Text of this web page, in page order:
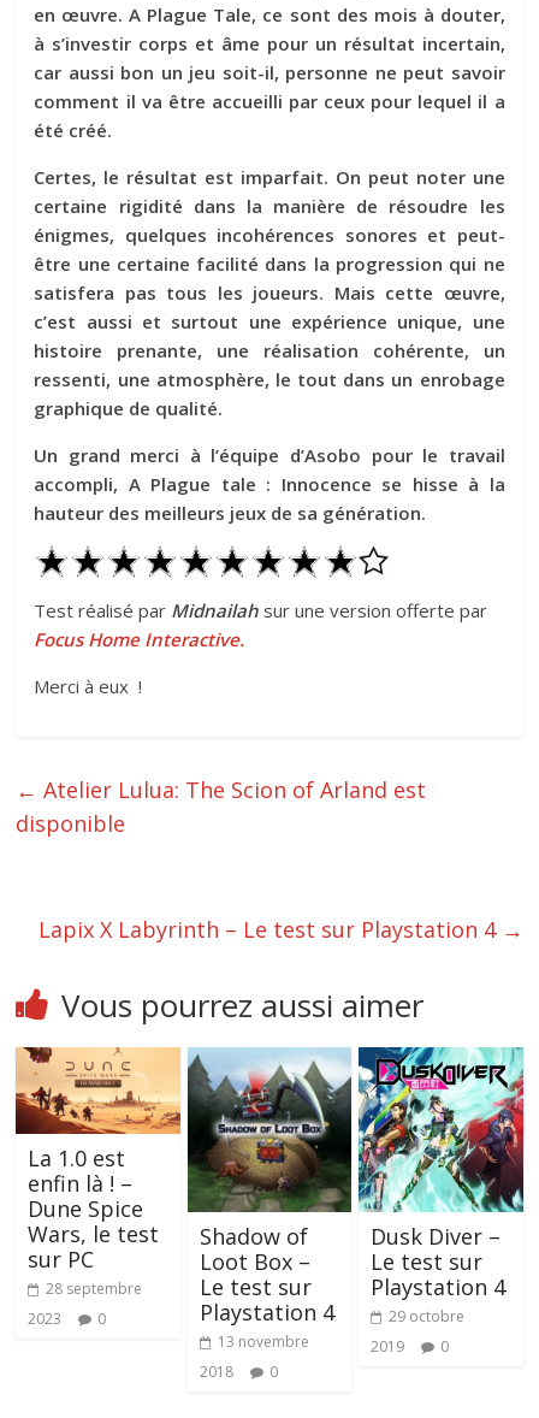
en œuvre. A Plague Tale, ce sont des mois à douter,
à s’investir corps et âme pour un résultat incertain,
car aussi bon un jeu soit-il, personne ne peut savoir
comment il va être accueilli par ceux pour lequel il a
été créé.
Certes, le résultat est imparfait. On peut noter une
certaine rigidité dans la manière de résoudre les
énigmes, quelques incohérences sonores et peut-
être une certaine facilité dans la progression qui ne
satisfera pas tous les joueurs. Mais cette œuvre,
c’est aussi et surtout une expérience unique, une
histoire prenante, une réalisation cohérente, un
ressenti, une atmosphère, le tout dans un enrobage
graphique de qualité.
Un grand merci à l’équipe d’Asobo pour le travail
accompli, A Plague tale : Innocence se hisse à la
hauteur des meilleurs jeux de sa génération.
Test réalisé par Midnailah sur une version offerte par
Focus Home Interactive.
Merci à eux !
← Atelier Lulua: The Scion of Arland est
disponible
Lapix X Labyrinth – Le test sur Playstation 4 →
Vous pourrez aussi aimer
La 1.0 est
enfin là ! –
Dune Spice
Wars, le test
sur PC
28 septembre
2023
0
Shadow of
Loot Box –
Le test sur
Playstation 4
13 novembre
2018
0
Dusk Diver –
Le test sur
Playstation 4
29 octobre
2019
0